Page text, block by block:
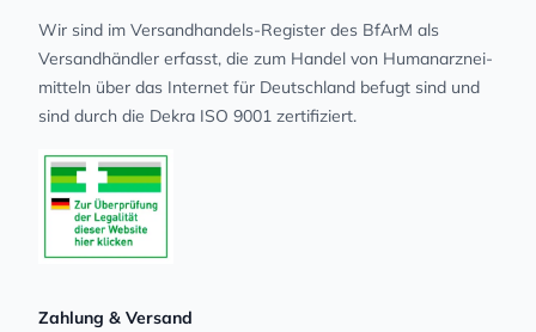
Wir sind im Versandhandels-Register des BfArM als
Versandhändler erfasst, die zum Handel von Human­arz­nei­
mit­teln über das Internet für Deutschland befugt sind und
sind durch die Dekra ISO 9001 zertifiziert.
Zahlung & Versand